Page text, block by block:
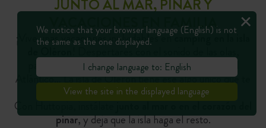
JUNTO AL MAR, PINAR Y
VACACIONES EN FAMILIA
¡Vive unas vacaciones inolvidables encamping en la isla
! Despertares con el sonido de las olas,
paseos en bici entre los pinos, aperitivos frente al
Atlántico… La isla de Oléron tiene ese algo único que te
hace querer volver cada verano.
Con Huttopia, instálate junto al mar o en el corazón del
pinar, y deja que la isla haga el resto.
We notice that your browser language (English) is not
the same as the one displayed.
I change language to: English
View the site in the displayed language